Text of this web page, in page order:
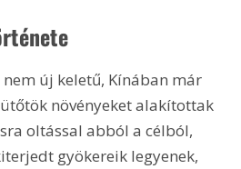
új keletű, Kínában már
növényeket alakítottak
oltással abból a célból,
gyökereik legyenek,